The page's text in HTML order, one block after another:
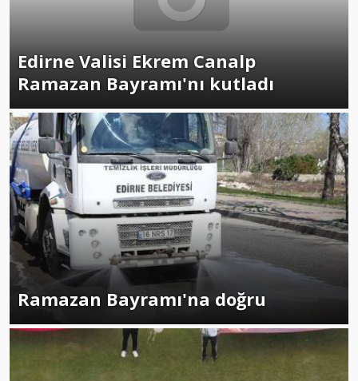
Edirne Valisi Ekrem Canalp
Ramazan Bayramı'nı kutladı
Ramazan Bayramı'na doğru